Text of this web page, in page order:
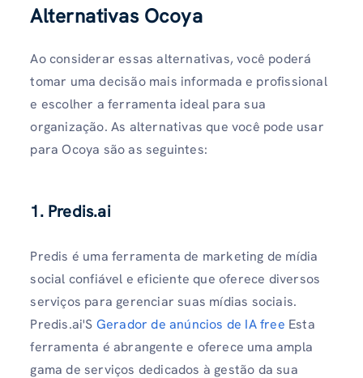
Alternativas Ocoya
Ao considerar essas alternativas, você poderá
tomar uma decisão mais informada e profissional
e escolher a ferramenta ideal para sua
organização. As alternativas que você pode usar
para Ocoya são as seguintes:
1. Predis.ai
Predis é uma ferramenta de marketing de mídia
social confiável e eficiente que oferece diversos
serviços para gerenciar suas mídias sociais.
Predis.ai'S Gerador de anúncios de IA free Esta
ferramenta é abrangente e oferece uma ampla
gama de serviços dedicados à gestão da sua